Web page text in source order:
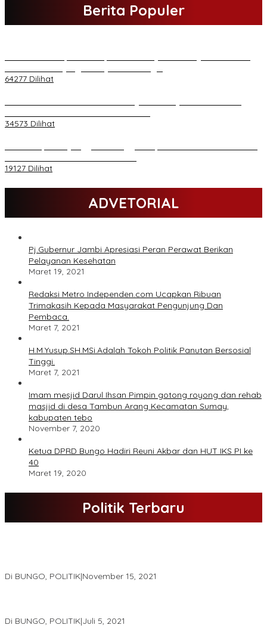
Berita Populer
64277 Dilihat
34573 Dilihat
19127 Dilihat
ADVETORIAL
Pj.Gubernur Jambi Apresiasi Peran Perawat Berikan
Pelayanan Kesehatan
Maret 19, 2021
Redaksi Metro Independen.com Ucapkan Ribuan
Trimakasih Kepada Masyarakat Pengunjung Dan
Pembaca.
Maret 7, 2021
H.M.Yusup.SH.MSi.Adalah Tokoh Politik Panutan Bersosial
Tinggi.
Maret 7, 2021
Imam mesjid Darul Ihsan Pimpin gotong royong dan rehab
masjid di desa Tambun Arang Kecamatan Sumay,
kabupaten tebo
November 7, 2020
Ketua DPRD Bungo Hadiri Reuni Akbar dan HUT IKS PI ke
40
Maret 19, 2020
Politik Terbaru
Di BUNGO, POLITIK|November 15, 2021
Di BUNGO, POLITIK|Juli 5, 2021